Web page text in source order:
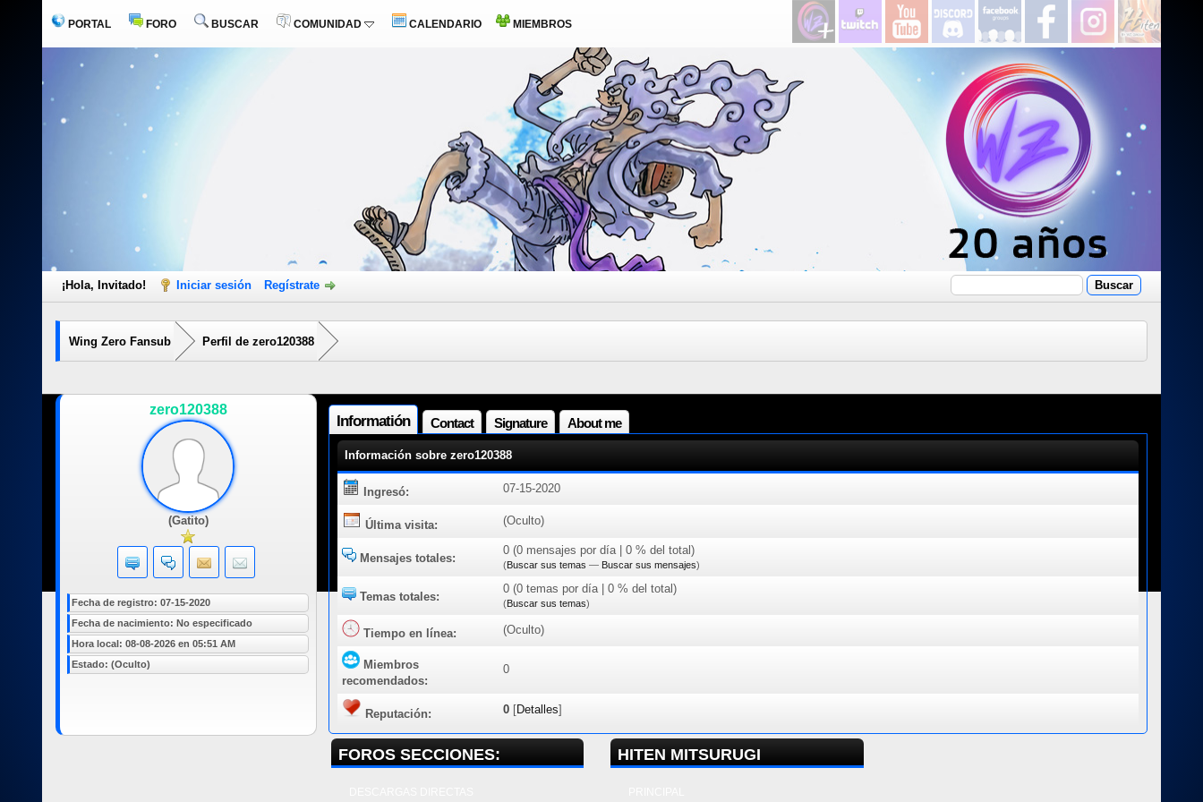
PORTAL FORO BUSCAR COMUNIDAD CALENDARIO MIEMBROS
¡Hola, Invitado! Iniciar sesión Regístrate
Wing Zero Fansub Perfil de zero120388
zero120388
(Gatito)
Fecha de registro: 07-15-2020
Fecha de nacimiento: No especificado
Hora local: 08-08-2026 en 05:51 AM
Estado: (Oculto)
Informatión Contact Signature About me
Información sobre zero120388
Ingresó: 07-15-2020
Última visita: (Oculto)
Mensajes totales:
0 (0 mensajes por día | 0 % del total)
(Buscar sus temas — Buscar sus mensajes)
Temas totales:
0 (0 temas por día | 0 % del total)
(Buscar sus temas)
Tiempo en línea: (Oculto)
Miembros
recomendados:
0
Reputación: 0 [Detalles]
FOROS SECCIONES: HITEN MITSURUGI